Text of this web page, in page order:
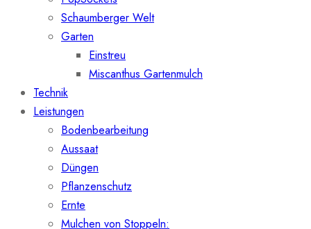
Schaumberger Welt
Garten
Einstreu
Miscanthus Gartenmulch
Technik
Leistungen
Bodenbearbeitung
Aussaat
Düngen
Pflanzenschutz
Ernte
Mulchen von Stoppeln: